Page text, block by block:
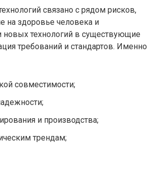
связано с рядом рисков,
на здоровье человека и
технологий в существующие
требований и стандартов. Именно
совместимости;
и производства;
трендам;